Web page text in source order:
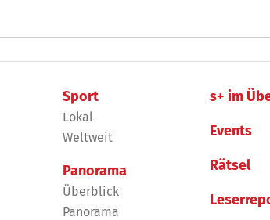
Sport
Lokal
Weltweit
Panorama
Überblick
Panorama
s+ im
Events
Rätsel